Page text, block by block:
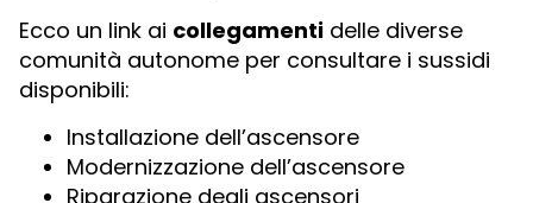
Ecco un link ai collegamenti delle diverse
comunità autonome per consultare i sussidi
disponibili:
Installazione dell’ascensore
Modernizzazione dell’ascensore
Riparazione degli ascensori